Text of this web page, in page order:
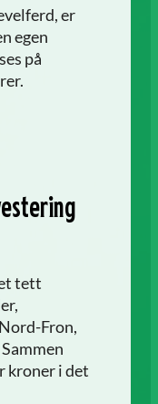
er
egen
på
tett
Fron,
kroner i det